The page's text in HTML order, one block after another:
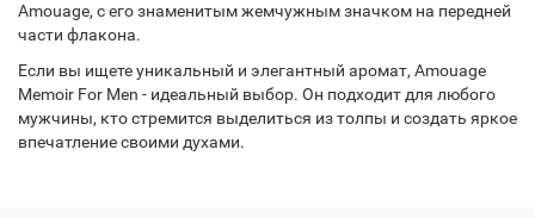
Amouage, с его знаменитым жемчужным значком на передней
части флакона.
Если вы ищете уникальный и элегантный аромат, Amouage
Memoir For Men - идеальный выбор. Он подходит для любого
мужчины, кто стремится выделиться из толпы и создать яркое
впечатление своими духами.